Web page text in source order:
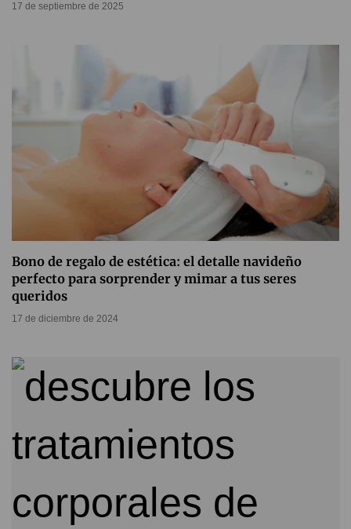
17 de septiembre de 2025
Bono de regalo de estética: el detalle navideño
perfecto para sorprender y mimar a tus seres
queridos
17 de diciembre de 2024